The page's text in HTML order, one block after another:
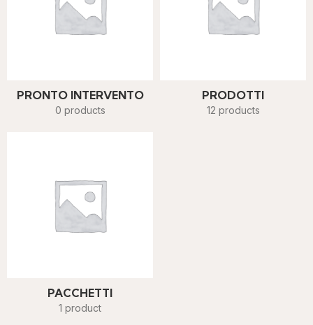
PRONTO INTERVENTO
0 products
PRODOTTI
12 products
PACCHETTI
1 product